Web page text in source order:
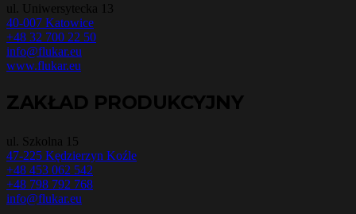
ul. Uniwersytecka 13
40-007 Katowice
+48 32 700 22 50
info@flukar.eu
www.flukar.eu
ZAKŁAD PRODUKCYJNY
ul. Szkolna 15
47-225 Kędzierzyn Koźle
+48 453 062 542
+48 798 792 768
info@flukar.eu